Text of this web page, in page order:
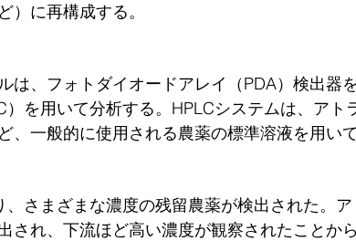
）に再構成する。
は、フォトダイオードアレイ（PDA）検出器
）を用いて分析する。HPLCシステムは、アト
、一般的に使用される農薬の標準溶液を用い
、さまざまな濃度の残留農薬が検出された。
され、下流ほど高い濃度が観察されたことか